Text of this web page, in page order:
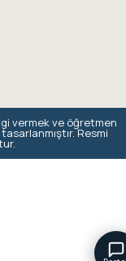
vermek ve öğretmen
Resmi